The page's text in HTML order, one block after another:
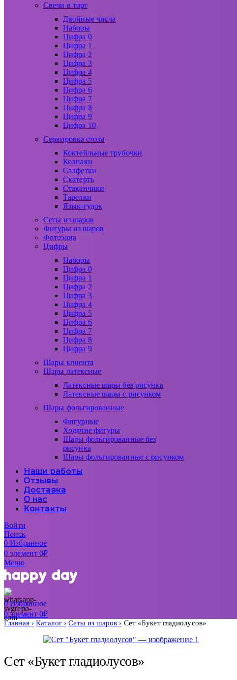
Свечи в торт
Двойные числа
Наборы
Цифра 0
Цифра 1
Цифра 2
Цифра 3
Цифра 4
Цифра 5
Цифра 6
Цифра 7
Цифра 8
Цифра 9
Цифра 10
Сервировка стола
Коктейльные трубочки
Колпаки
Салфетки
Скатерть
Стаканчики
Тарелки
Язык-гудок
Сеты из шаров
Фигуры из шаров
Фотозона
Цифры
Наборы
Цифра 0
Цифра 1
Цифра 2
Цифра 3
Цифра 4
Цифра 5
Цифра 6
Цифра 7
Цифра 8
Цифра 9
Шары клиента
Шары латексные
Латексные шары без рисунка
Латексные шары с рисунком
Шары фольгированные
Фигурные
Ходячие фигуры
Шары фольгированные без
рисунка
Шары фольгированные с рисунком
Наши работы
Отзывы
Доставка
О нас
Контакты
Войти
Поиск
0Избранное
0элемент 0₽
Меню
0Избранное
0элемент 0₽
Главная Каталог Сеты из шаров Сет «Букет гладиолусов»
Сет «Букет гладиолусов»